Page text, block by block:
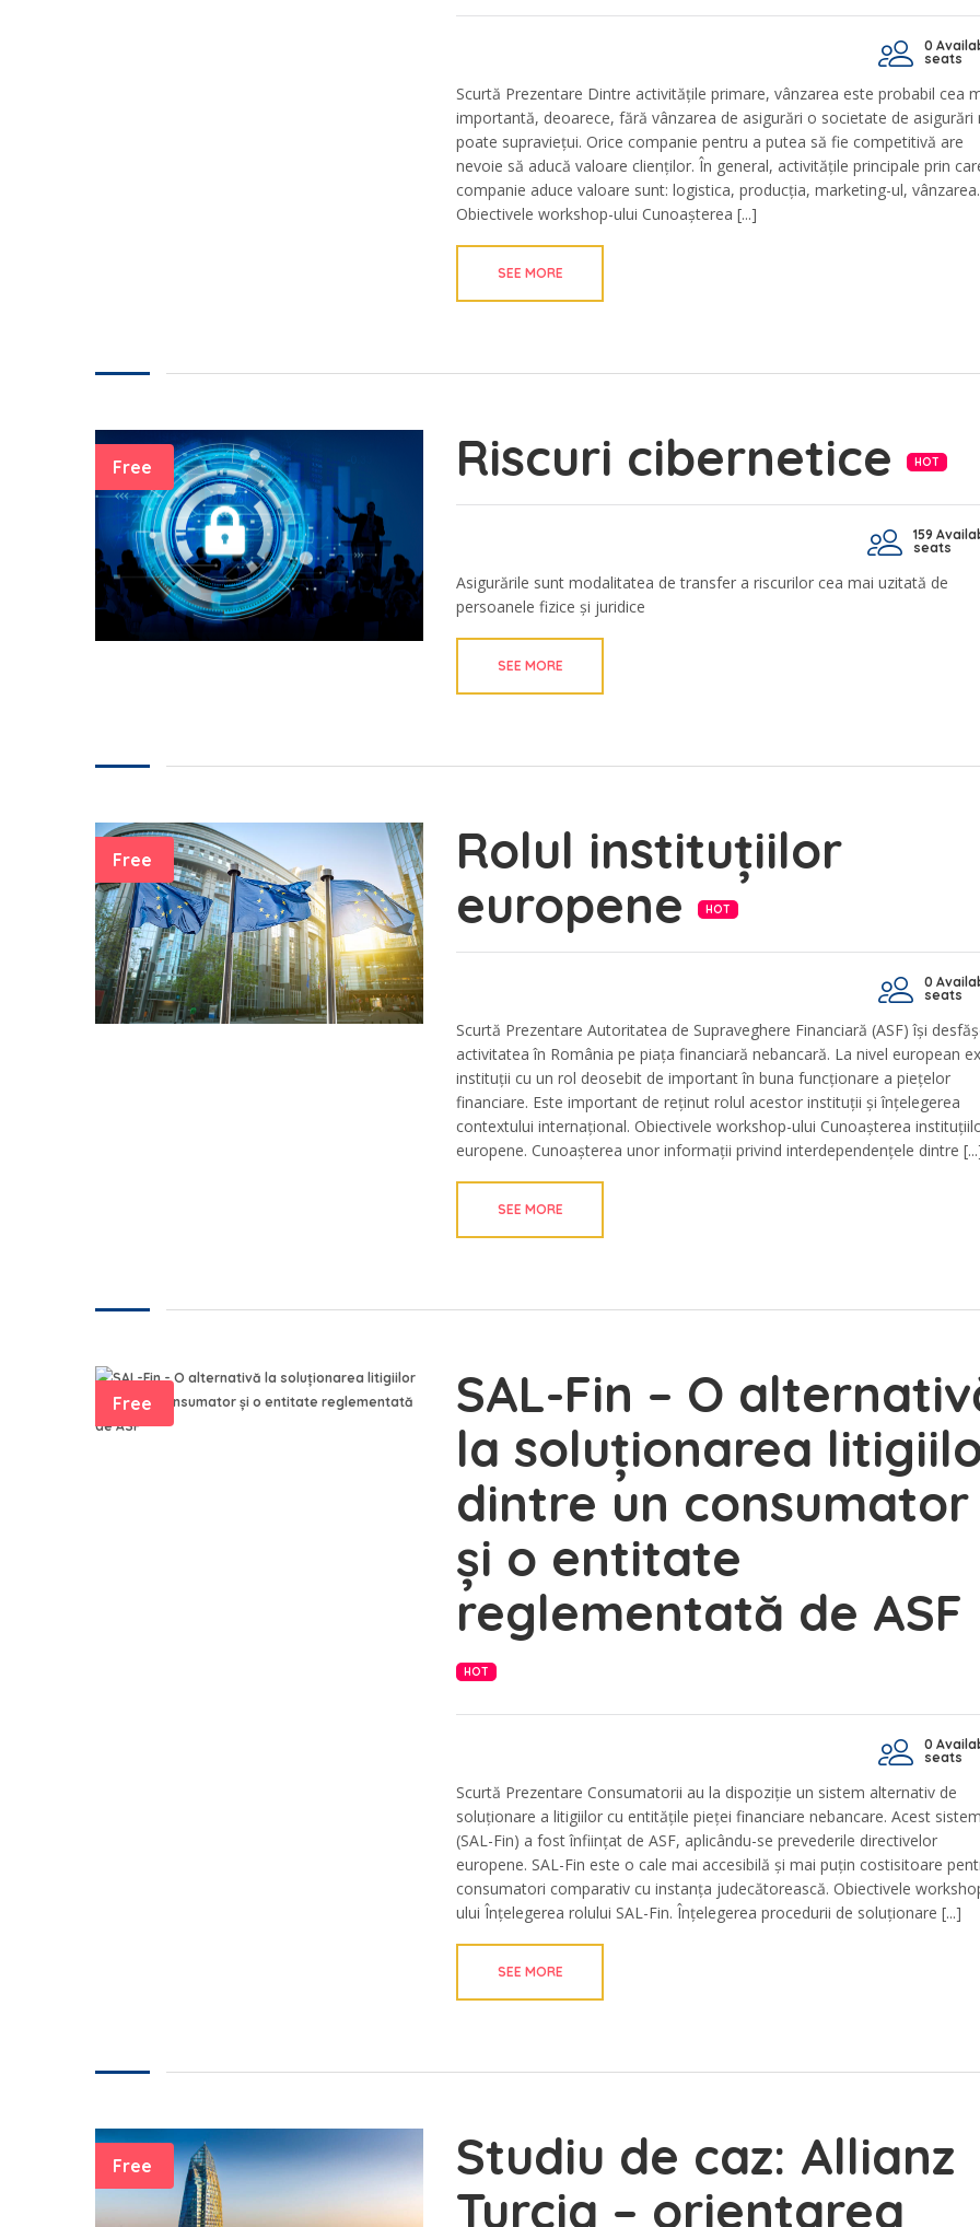
0
seats
Scurtă Prezentare Dintre activitățile primare, vânzarea este probabil cea
importantă, deoarece, fără vânzarea de asigurări o societate de asigurări
poate supraviețui. Orice companie pentru a putea să fie competitivă are
nevoie să aducă valoare clienților. În general, activitățile principale prin
companie aduce valoare sunt: logistica, producția, marketing-ul, vânzarea.
Obiectivele workshop-ului Cunoașterea [...]
SEE MORE
Free Riscuri cibernetice HOT
159
seats
Asigurările sunt modalitatea de transfer a riscurilor cea mai uzitată de
persoanele fizice și juridice
SEE MORE
Free
Rolul instituțiilor
europene
HOT
0
seats
Scurtă Prezentare Autoritatea de Supraveghere Financiară (ASF) își
activitatea în România pe piața financiară nebancară. La nivel european
instituții cu un rol deosebit de important în buna funcționare a piețelor
financiare. Este important de reținut rolul acestor instituții și înțelegerea
contextului internațional. Obiectivele workshop-ului Cunoașterea
europene. Cunoașterea unor informații privind interdependențele dintre
SEE MORE
Free
SAL-Fin – O
la soluționarea
dintre un consumator
și o entitate
reglementată de ASF
HOT
0
seats
Scurtă Prezentare Consumatorii au la dispoziție un sistem alternativ de
soluționare a litigiilor cu entitățile pieței financiare nebancare. Acest
(SAL-Fin) a fost înființat de ASF, aplicându-se prevederile directivelor
europene. SAL-Fin este o cale mai accesibilă și mai puțin costisitoare
consumatori comparativ cu instanța judecătorească. Obiectivele
ului Înțelegerea rolului SAL-Fin. Înțelegerea procedurii de soluționare [...]
SEE MORE
Free
Studiu de caz: Allianz
Turcia – orientarea